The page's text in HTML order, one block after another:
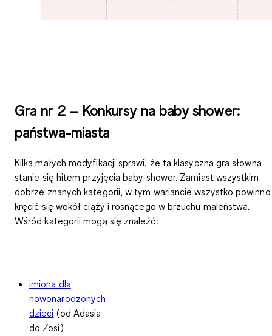
Gra nr 2 – Konkursy na baby shower:
państwa-miasta
Kilka małych modyfikacji sprawi, że ta klasyczna gra słowna
stanie się hitem przyjęcia baby shower. Zamiast wszystkim
dobrze znanych kategorii, w tym wariancie wszystko powinno
kręcić się wokół ciąży i rosnącego w brzuchu maleństwa.
Wśród kategorii mogą się znaleźć:
imiona dla
nowonarodzonych
dzieci (od Adasia
do Zosi)